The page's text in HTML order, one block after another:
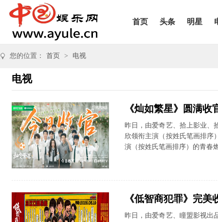
首页 头条 明星
您的位置： 首页 > 电视
电视
《灿如繁星》圆满收
昨日，由爱奇艺、拾上影业、
欣领衔主演（按姓氏笔画排序
演（按姓氏笔画排序）的青春
《低智商犯罪》完美
昨日，由爱奇艺、瞳盟影视出